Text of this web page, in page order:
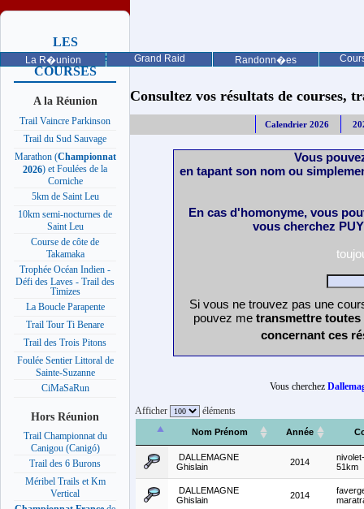
La R�union Grand Raid Randonn�es
LES
PROCHAINES
COURSES
A la Réunion
Trail Vaincre Parkinson
Trail du Sud Sauvage
Marathon (Championnat
2026) et Foulées de la
Corniche
5km de Saint Leu
10km semi-nocturnes de
Saint Leu
Course de côte de
Takamaka
Trophée Océan Indien -
Défi des Laves - Trail des
Timizes
La Boucle Parapente
Trail Tour Ti Benare
Trail des Trois Pitons
Foulée Sentier Littoral de
Sainte-Suzanne
CiMaSaRun
Hors Réunion
Trail Championnat du
Canigou (Canigó)
Trail des 6 Burons
Méribel Trails et Km
Vertical
Consultez vos résultats de courses,
Calendrier 2026
Vous
en tapant son nom ou
En cas d'homonyme, vous
vous cherchez
Si vous ne trouvez pas une
pouvez me transmettre
concernant ces
Vous cherchez
Afficher éléments
Nom Prénom Année
DALLEMAGNE
Ghislain
2014
51km
DALLEMAGNE
Ghislain
2014